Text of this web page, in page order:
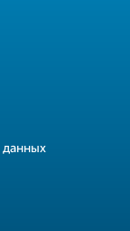
данных